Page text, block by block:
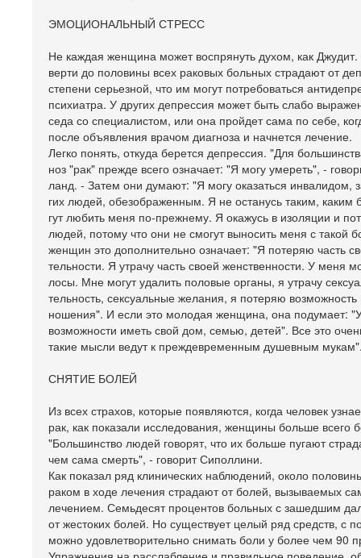
ЭМОЦИОНАЛЬНЫЙ СТРЕСС
Не каждая женщина может воспрянуть духом, как
верти до половины всех раковых больных страдают от
степени серьезной, что им могут потребоваться
психиатра. У других депрессия может быть слабо
седа со специалистом, или она пройдет сама по себе,
после объявления врачом диагноза и начнется лечение.
Легко понять, откуда берется депрессия. "Для
ноз "рак" прежде всего означает: "Я могу умереть", -
ланд. - Затем они думают: "Я могу оказаться инвалидом,
гих людей, обезображенным. Я не останусь таким,
гут любить меня по-прежнему. Я окажусь в изоляции и
людей, потому что они не смогут выносить меня с такой
женщин это дополнительно означает: "Я потеряю часть
тельности. Я утрачу часть своей женственности. У меня
лосы. Мне могут удалить половые органы, я утрачу
тельность, сексуальные желания, я потеряю
ношения". И если это молодая женщина, она подумает:
возможности иметь свой дом, семью, детей". Все это
такие мысли ведут к преждевременным душевным
СНЯТИЕ БОЛЕЙ
Из всех страхов, которые появляются, когда человек
рак, как показали исследования, женщины больше всего
"Большинство людей говорят, что их больше пугают
чем сама смерть", - говорит Сиполлини.
Как показал ряд клинических наблюдений, около
раком в ходе лечения страдают от болей, вызываемых
лечением. Семьдесят процентов больных с зашедшим
от жестоких болей. Но существует целый ряд средств, с
можно удовлетворительно снимать боли у более чем 90